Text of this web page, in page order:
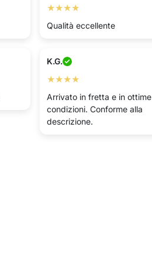
★★★★
Qualità eccellente
K.G.
★★★★
Arrivato in fretta e in ottime
condizioni. Conforme alla
descrizione.